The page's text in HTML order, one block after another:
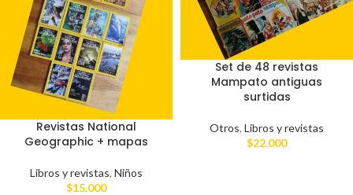
Revistas National
Geographic + mapas
Libros y revistas, Niños
$15.000
Set de 48 revistas
Mampato antiguas
surtidas
Otros, Libros y revistas
$22.000